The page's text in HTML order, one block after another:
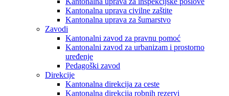
Kantonalna uprava civilne zaštite
Kantonalna uprava za šumarstvo
Zavodi
Kantonalni zavod za pravnu pomoć
Kantonalni zavod za urbanizam i prostorno
uređenje
Pedagoški zavod
Direkcije
Kantonalna direkcija za ceste
Kantonalna direkcija robnih rezervi